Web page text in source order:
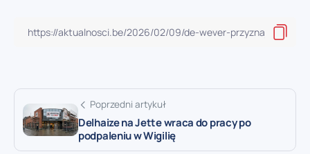
Poprzedni artykuł
Delhaize na Jette wraca do pracy po
podpaleniu w Wigilię